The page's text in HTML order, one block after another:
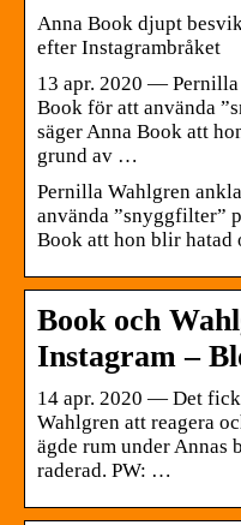
Anna Book djupt
efter Instagrambråket
13 apr. 2020 —
Book för att använda
säger Anna Book att
grund av …
Pernilla Wahlgren
använda ”snyggfilter”
Book att hon blir hatad
Book och
Instagram –
14 apr. 2020 — Det
Wahlgren att reagera
ägde rum under Annas
raderad. PW: …